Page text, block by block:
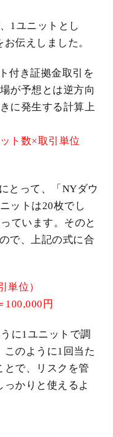
1ユニットとし
伝えしました。
付き証拠金取引を
が予想とは逆方向
に発生する計算上
ト数×取引単位
とって、「NYダウ
ットは20枚でし
ています。そのと
で、上記の式に合
単位）
100,000円
に1ユニットで調
のように1回当た
とで、リスクを管
かりと使えるよ